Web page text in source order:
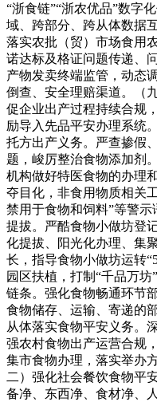
“浙食链”“浙农优品”数字
域、跨部分、跨从体数据
落实农批（贸）市场食用
诺达标及格证问题传递、
产物发卖终端监管，动态
倒查、安全理赔渠道。（
促企业出产过程持续合规
励导入先品平安办理系统
托方出产义务。严查掺假
题，峻厉整治食物添加剂
机构做好特医食物的办理
夺目化，非食用物质相关
禁用于食物和饲料”等警
提拔。严酷食物小做坊登
化提拔、阳光化办理、集
长，指导食物小做坊运转
园区扶植，打制“千品万
链条。强化食物畅通环节
食物储存、运输、寄递的
从体落实食物平安义务。
强农村食物出产运营合规
集市食物办理，落实举办
二）强化社会餐饮食物平
备净、东西净、食材净、